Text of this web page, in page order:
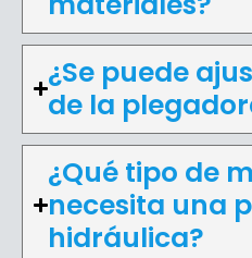
¿Se puede
de la
¿Qué tipo de
necesita una
hidráulica?